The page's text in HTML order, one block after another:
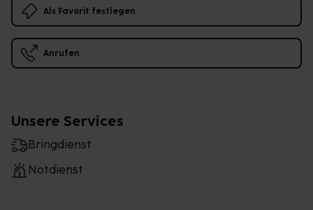
Als Favorit festlegen
Anrufen
Unsere Services
Bringdienst
Notdienst